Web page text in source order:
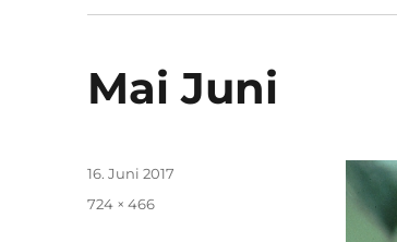
Mai Juni
Veröffentlicht
am
16. Juni 2017
Volle
724 × 466